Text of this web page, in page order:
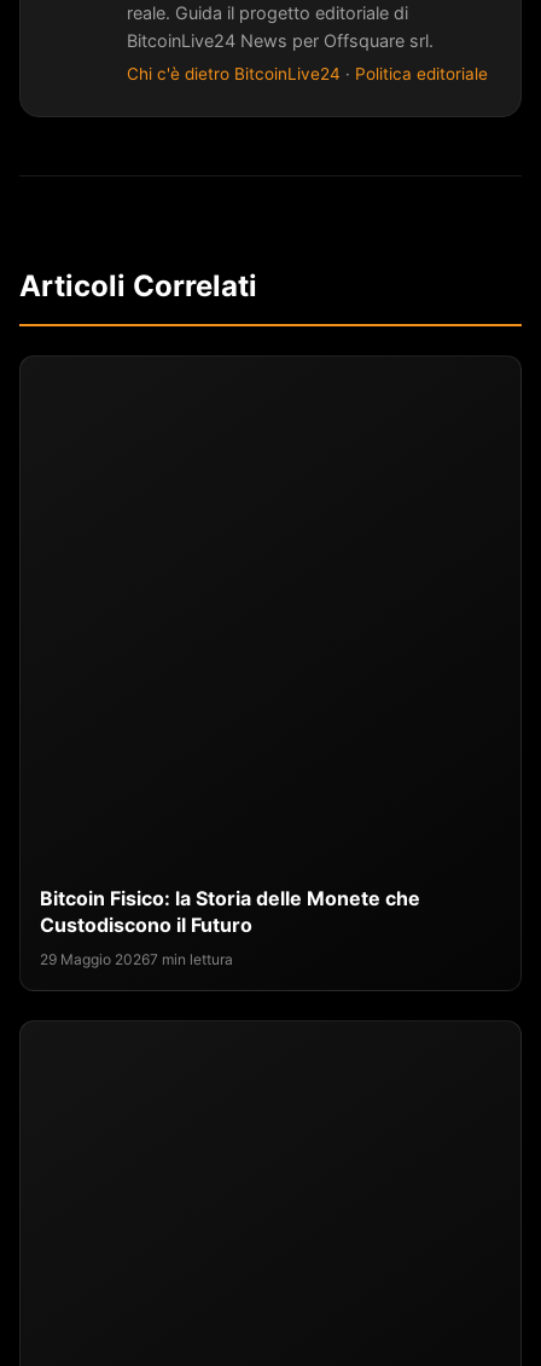
reale. Guida il progetto editoriale di
BitcoinLive24 News per Offsquare srl.
Chi c'è dietro BitcoinLive24 · Politica editoriale
Articoli Correlati
Bitcoin Fisico: la Storia delle Monete che
Custodiscono il Futuro
29 Maggio 20267 min lettura